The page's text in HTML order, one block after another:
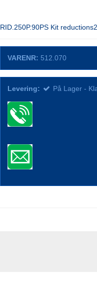
RID.250P.90PS Kit
VARENR: 512.070
Levering: På Lager -